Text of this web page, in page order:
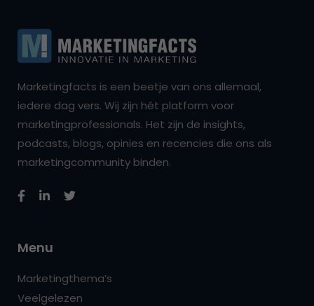
Marketingfacts is een beetje van ons allemaal,
iedere dag vers. Wij zijn hét platform voor
marketingprofessionals. Het zijn de insights,
podcasts, blogs, opinies en recencies die ons als
marketingcommunity binden.
Menu
Marketingthema’s
Veelgelezen